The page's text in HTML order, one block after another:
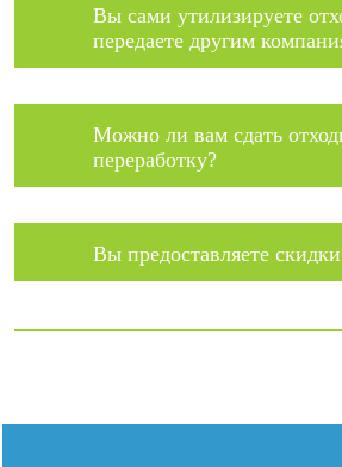
Вы сами утилизируете
передаете другим
Можно ли вам сдать
переработку?
Вы предоставляете